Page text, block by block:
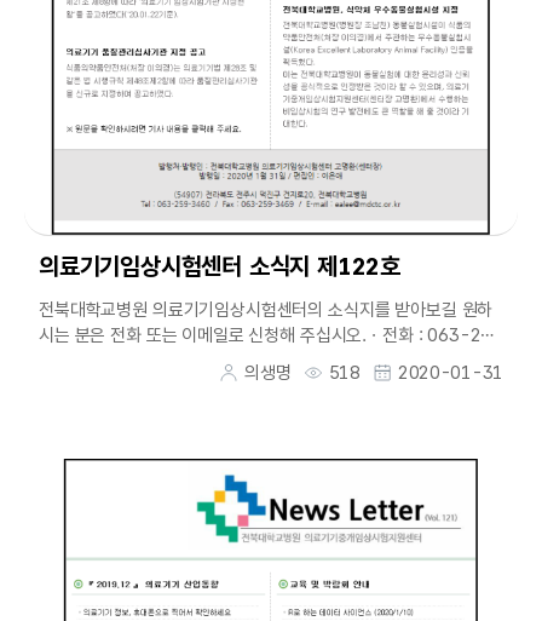
의료기기임상시험센터 소식지 제122호
전북대학교병원 의료기기임상시험센터의 소식지를 받아보길 원하
시는 분은 전화 또는 이메일로 신청해 주십시오.ㆍ전화 : 063-259
-3460ㆍ이메일 : ealee@mdctc.or.k...
의생명 518 2020-01-31